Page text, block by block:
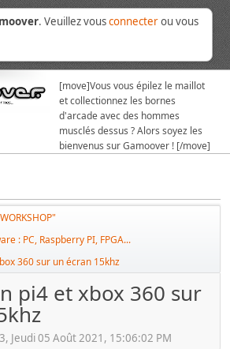
. Veuillez vousconnecterou vous
[move]Vous vous épilez le maillot
et collectionnez les bornes
d'arcade avec des hommes
musclés dessus ? Alors soyez les
bienvenus sur Gamoover ! [/move]
: PC, Raspberry PI, FPGA...
360 sur un écran 15khz
pi4 et xbox 360 sur
Jeudi 05 Août 2021, 15:06:02 PM